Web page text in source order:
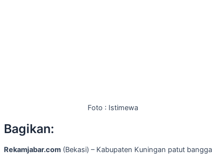
Foto : Istimewa
Bagikan:
Rekamjabar.com (Bekasi) – Kabupaten Kuningan patut bangga